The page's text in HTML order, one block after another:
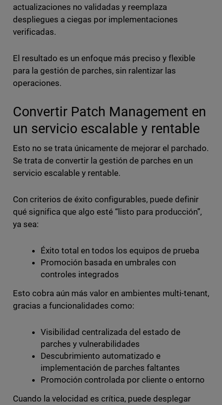
actualizaciones no validadas y reemplaza
despliegues a ciegas por implementaciones
verificadas.
El resultado es un enfoque más preciso y flexible
para la gestión de parches, sin ralentizar las
operaciones.
Convertir Patch Management en
un servicio escalable y rentable
Esto no se trata únicamente de mejorar el parchado.
Se trata de convertir la gestión de parches en un
servicio escalable y rentable.
Con criterios de éxito configurables, puede definir
qué significa que algo esté “listo para producción”,
ya sea:
Éxito total en todos los equipos de prueba
Promoción basada en umbrales con
controles integrados
Esto cobra aún más valor en ambientes multi-tenant,
gracias a funcionalidades como:
Visibilidad centralizada del estado de
parches y vulnerabilidades
Descubrimiento automatizado e
implementación de parches faltantes
Promoción controlada por cliente o entorno
Cuando la velocidad es crítica, puede desplegar